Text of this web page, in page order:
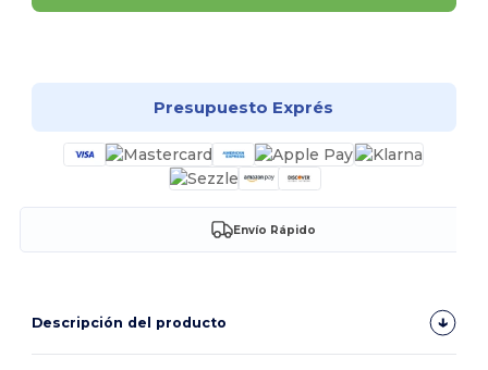
Presupuesto Exprés
Envío Rápido
Descripción del producto